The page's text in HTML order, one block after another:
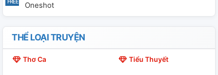
Oneshot
THỂ LOẠI TRUYỆN
Thơ Ca Tiểu Thuyết